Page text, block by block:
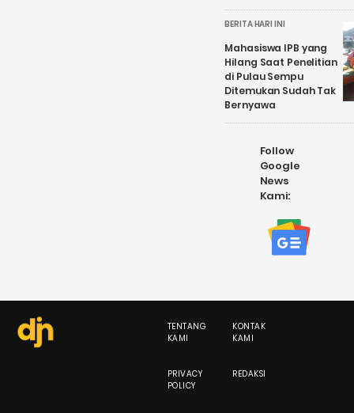
BERITA HARI INI
Mahasiswa IPB yang
Hilang Saat Penelitian
di Pulau Sempu
Ditemukan Sudah Tak
Bernyawa
Follow
Google
News
Kami:
TENTANG
KAMI
KONTAK
KAMI
PRIVACY
POLICY
REDAKSI